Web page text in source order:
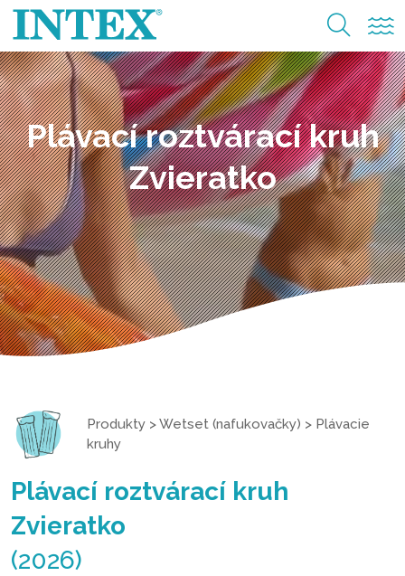
Plávací roztvárací kruh
Zvieratko
Produkty >Wetset (nafukovačky) > Plávacie
kruhy
Plávací roztvárací kruh
Zvieratko
(2026)